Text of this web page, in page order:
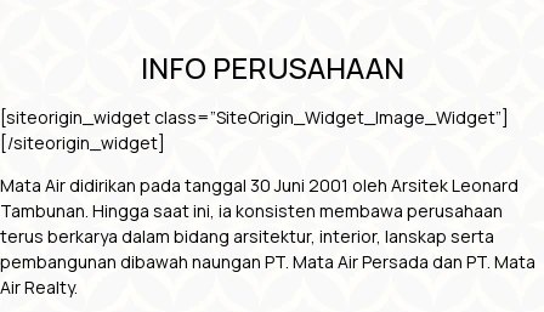
INFO PERUSAHAAN
[siteorigin_widget class=”SiteOrigin_Widget_Image_Widget”]
[/siteorigin_widget]
Mata Air didirikan pada tanggal 30 Juni 2001 oleh Arsitek Leonard
Tambunan. Hingga saat ini, ia konsisten membawa perusahaan
terus berkarya dalam bidang arsitektur, interior, lanskap serta
pembangunan dibawah naungan PT. Mata Air Persada dan PT. Mata
Air Realty.